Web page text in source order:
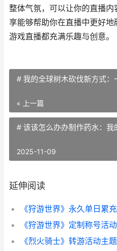
整体气氛，可以让你的直播
享能够帮助你在直播中更好
游戏直播都充满乐趣与创意。
# 我的全球树木砍伐新方式：
« 上一篇
# 该该怎么办办制作药水：我
2025-11-09
延伸阅读
《狩游世界》定制称号活
《烈火骑士》转游活动主